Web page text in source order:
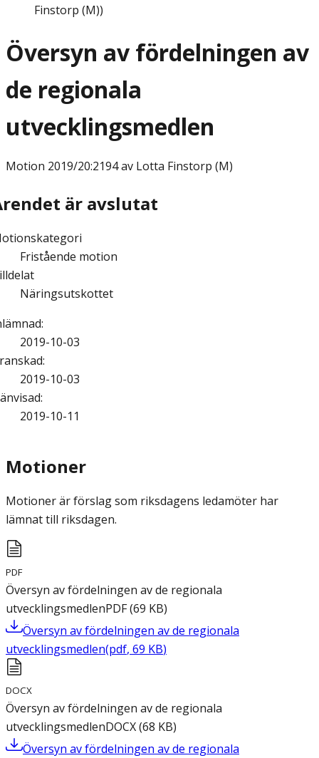
Finstorp (M))
Översyn av fördelningen av
de regionala
utvecklingsmedlen
Motion 2019/20:2194 av Lotta Finstorp (M)
är avslutat
Fristående motion
Näringsutskottet
:
2019-10-03
:
2019-10-03
:
2019-10-11
Motioner
Motioner är förslag som riksdagens ledamöter har
lämnat till riksdagen.
PDF
Översyn av fördelningen av de regionala
utvecklingsmedlenPDF(69 KB)
Översyn av fördelningen av de regionala
utvecklingsmedlen(pdf, 69 KB)
DOCX
Översyn av fördelningen av de regionala
utvecklingsmedlenDOCX(68 KB)
Översyn av fördelningen av de regionala